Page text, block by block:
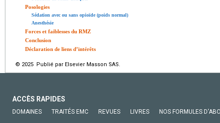
Posologies
Sédation avec ou sans opioïde (poids normal)
Anesthésie
Forces et faiblesses du RMZ
Conclusion
Déclaration de liens d’intérêts
© 2025 Publié par Elsevier Masson SAS.
ACCÈS RAPIDES
DOMAINES TRAITÉS EMC REVUES LIVRES NOS FORMULES